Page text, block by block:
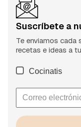
Suscríbete a
Te enviamos cada
recetas e ideas a
Cocinatis